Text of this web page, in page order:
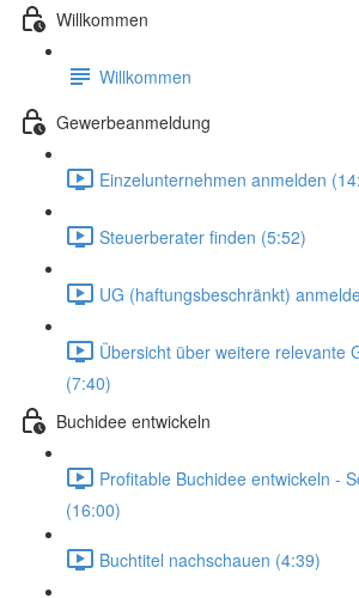
Willkommen
Willkommen
Gewerbeanmeldung
Einzelunternehmen anmelden
Steuerberater finden (5:52)
UG (haftungsbeschränkt)
Übersicht über weitere relevante
(7:40)
Buchidee entwickeln
Profitable Buchidee entwickeln -
(16:00)
Buchtitel nachschauen (4:39)